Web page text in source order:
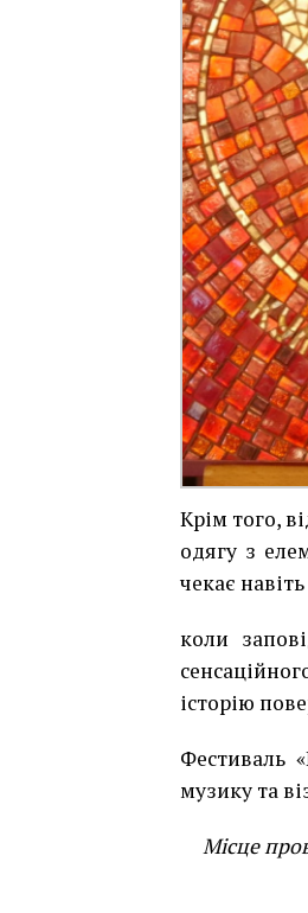
Крім того,
одягу з
чекає
коли
історію
Фестиваль
музику та
Місце